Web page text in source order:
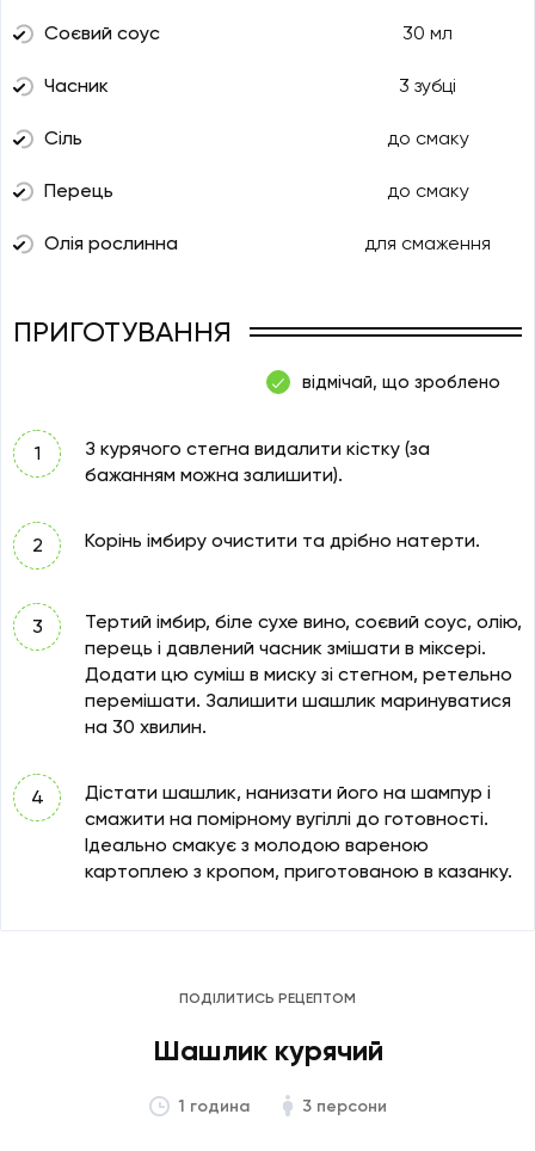
Соєвий соус 30 мл
Часник 3 зубці
Сіль до смаку
Перець до смаку
Олія рослинна для смаження
ПРИГОТУВАННЯ
відмічай, що зроблено
З курячого стегна видалити кістку (за
бажанням можна залишити).
Корінь імбиру очистити та дрібно натерти.
Тертий імбир, біле сухе вино, соєвий соус, олію,
перець і давлений часник змішати в міксері.
Додати цю суміш в миску зі стегном, ретельно
перемішати. Залишити шашлик маринуватися
на 30 хвилин.
Дістати шашлик, нанизати його на шампур і
смажити на помірному вугіллі до готовності.
Ідеально смакує з молодою вареною
картоплею з кропом, приготованою в казанку.
ПОДІЛИТИСЬ РЕЦЕПТОМ
Шашлик курячий
1 година 3 персони